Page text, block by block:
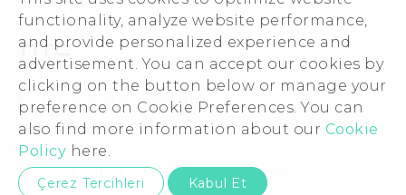
functionality, analyze website performance,
and provide personalized experience and
advertisement. You can accept our cookies by
clicking on the button below or manage your
preference on Cookie Preferences. You can
also find more information about our Cookie
Policy here.
Çerez Tercihleri Kabul Et
Yatırımcı (İNGİLİZCE)
Gizlilik Politikası
Ürün Güvenliği
Cookie Preferences
İnsan kaynakları
Security and Privacy Whitepaper
© 2011-2026 HTC Corporation
Hukuk Terimleri
Privacy Contact:Global-Privacy@htc.com